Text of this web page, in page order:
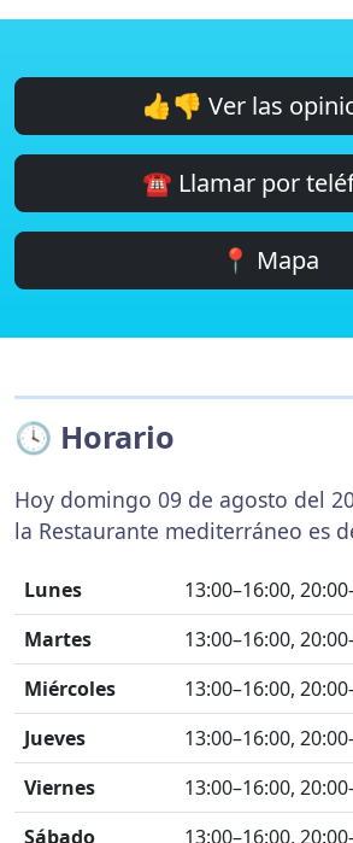
👍👎 Ver las
☎️ Llamar por
📍 Mapa
🕓 Horario
Hoy domingo 09 de agosto del
la Restaurante mediterráneo es
Lunes
13:00–16:00,
Martes
13:00–16:00,
Miércoles
13:00–16:00,
Jueves
13:00–16:00,
Viernes
13:00–16:00,
Sábado
13:00–16:00,